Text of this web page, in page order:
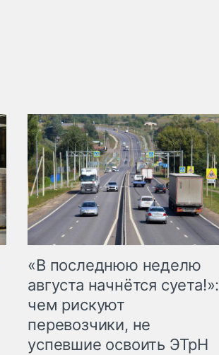
«В последнюю неделю
августа начнётся суета!»:
чем рискуют
перевозчики, не
успевшие освоить ЭТрН